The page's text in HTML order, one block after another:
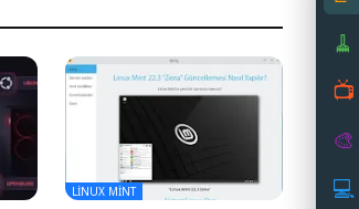
LINUX MINT
🧹
📺
🎨
💻